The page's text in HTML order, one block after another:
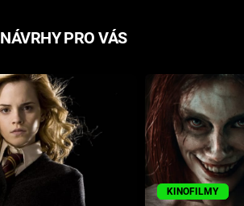
NÁVRHY PRO VÁS
KINOFILMY